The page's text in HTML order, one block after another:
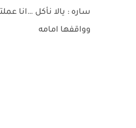
ساره : يالا نأكل …انا
وواقفها امامه